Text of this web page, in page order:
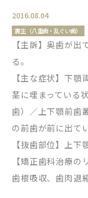
2016.08.04
叢生（八重歯・乱ぐい歯）
【主訴】奥歯が
る。
【主な症状】下
茎に埋まっている
歯）／上下顎前歯
の前歯が前に出て
【抜歯部位】上下
【矯正歯科治療の
歯根吸収、歯肉退